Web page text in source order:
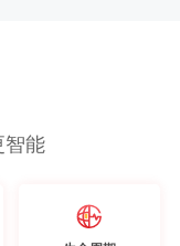
智能